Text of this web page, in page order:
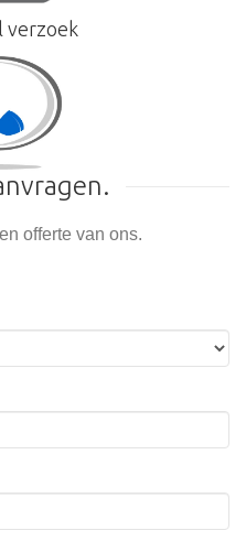
verzoek
offerte van ons.